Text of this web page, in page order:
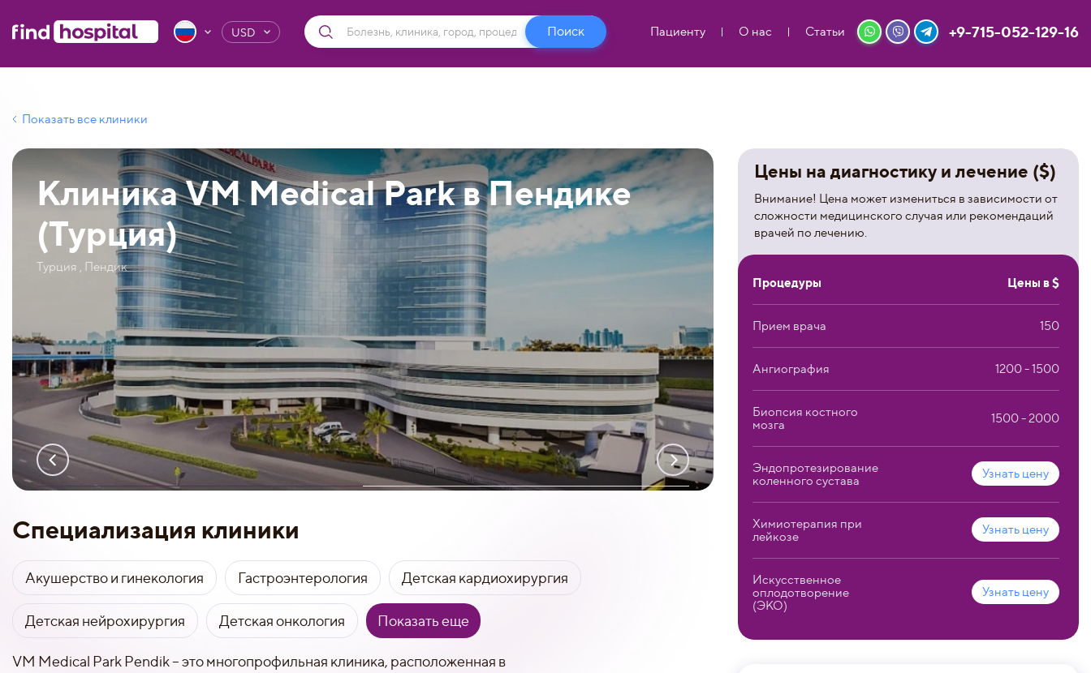
USD Пациенту О нас Статьи +9-715-052-129-16
Показать все клиники
Цены на диагностику и лечение ($)
Внимание! Цена может измениться в зависимости от
сложности медицинского случая или рекомендаций
врачей по лечению.
Процедуры Цены в $
Прием врача 150
Ангиография 1200 - 1500
Биопсия костного
мозга
1500 - 2000
Эндопротезирование
коленного сустава
Узнать цену
Химиотерапия при
лейкозе
Узнать цену
Искусственное
оплодотворение
(ЭКО)
Узнать цену
Клиника VM Medical Park в Пендике
(Турция)
Турция , Пендик
Специализация клиники
Акушерство и гинекология Гастроэнтерология Детская кардиохирургия
Детская нейрохирургия Детская онкология Показать еще
VM Medical Park Pendik – это многопрофильная клиника, расположенная в